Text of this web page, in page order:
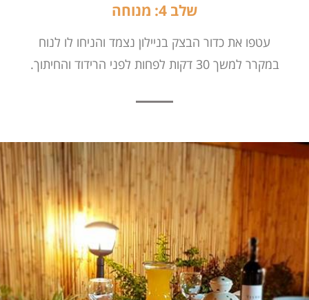
שלב 4: מנוחה
עטפו את כדור הבצק בניילון נצמד והניחו לו לנוח
במקרר למשך 30 דקות לפחות לפני הרידוד והחיתוך.